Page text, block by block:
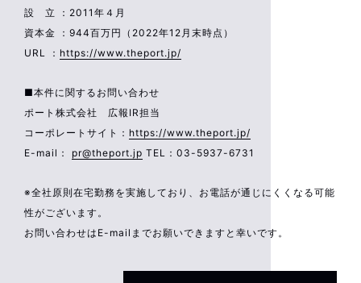
設 立 ：2011年４月
資本金 ：944百万円（2022年12月末時点）
URL ： https://www.theport.jp/
■本件に関するお問い合わせ
ポート株式会社 広報IR担当
コーポレートサイト： https://www.theport.jp/
E-mail： pr@theport.jp TEL：03-5937-6731
※全社原則在宅勤務を実施しており、お電話が通じにくくなる可能
性がございます。
お問い合わせはE-mailまでお願いできますと幸いです。